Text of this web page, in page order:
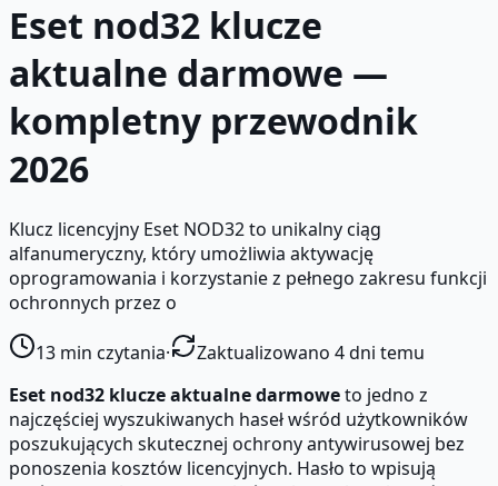
Eset nod32 klucze
aktualne darmowe —
kompletny przewodnik
2026
Klucz licencyjny Eset NOD32 to unikalny ciąg
alfanumeryczny, który umożliwia aktywację
oprogramowania i korzystanie z pełnego zakresu funkcji
ochronnych przez o
13 min czytania·
Zaktualizowano 4 dni temu
Eset nod32 klucze aktualne darmoweto jedno z
najczęściej wyszukiwanych haseł wśród użytkowników
poszukujących skutecznej ochrony antywirusowej bez
ponoszenia kosztów licencyjnych. Hasło to wpisują